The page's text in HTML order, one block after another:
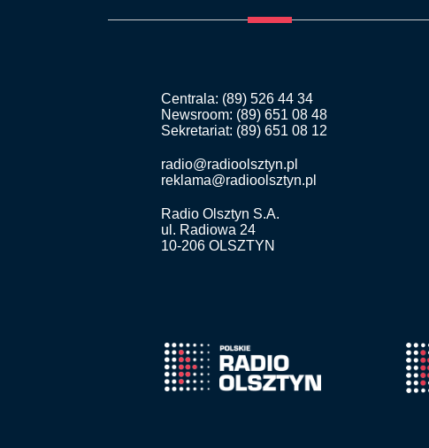
Centrala: (89) 526 44 34
Newsroom: (89) 651 08 48
Sekretariat: (89) 651 08 12
radio@radioolsztyn.pl
reklama@radioolsztyn.pl
Radio Olsztyn S.A.
ul. Radiowa 24
10-206 OLSZTYN